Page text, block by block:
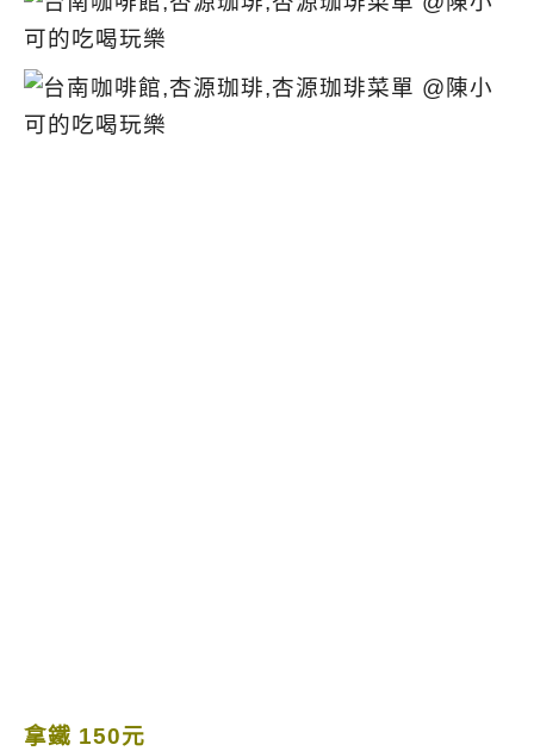
拿鐵 150元